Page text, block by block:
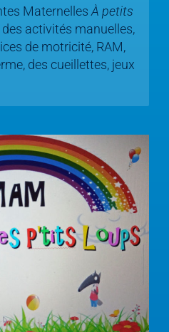
MaternellesÀ petits
activités manuelles,
de motricité, RAM,
des cueillettes, jeux